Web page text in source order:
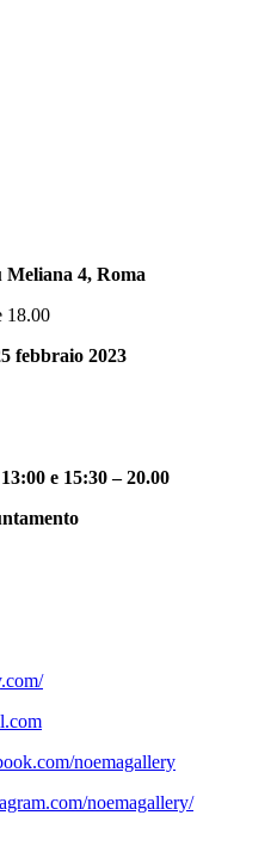
Meliana 4, Roma
18.00
febbraio 2023
e 15:30 – 20.00
noemagallery
noemagallery/